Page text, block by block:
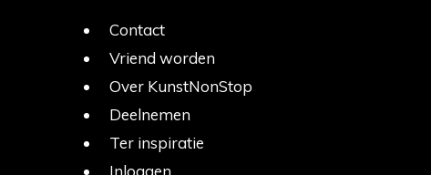
Contact
Vriend worden
Over KunstNonStop
Deelnemen
Ter inspiratie
Inloggen